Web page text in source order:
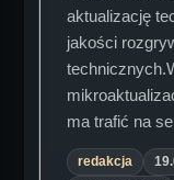
aktualizację
jakości
ma trafić na
redakcja